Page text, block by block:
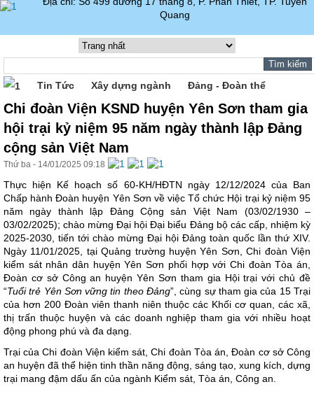
Quang
Tin Tức Xây dựng ngành Đảng - Đoàn thể
Chi đoàn Viện KSND huyện Yên Sơn tham gia
hội trại kỷ niệm 95 năm ngày thành lập Đảng
cộng sản Việt Nam
Thứ ba - 14/01/2025 09:18
Thực hiện Kế hoạch số 60-KH/HĐTN ngày 12/12/2024 của Ban
Chấp hành Đoàn huyện Yên Sơn về việc Tổ chức Hội trại kỷ niệm 95
năm ngày thành lập Đảng Cộng sản Việt Nam (03/02/1930 –
03/02/2025); chào mừng Đại hội Đại biểu Đảng bộ các cấp, nhiệm kỳ
2025-2030, tiến tới chào mừng Đại hội Đảng toàn quốc lần thứ XIV.
Ngày 11/01/2025, tại Quảng trường huyện Yên Sơn, Chi đoàn Viện
kiểm sát nhân dân huyện Yên Sơn phối hợp với Chi đoàn Tòa án,
Đoàn cơ sở Công an huyện Yên Sơn tham gia Hội trại với chủ đề
“Tuổi trẻ Yên Sơn vững tin theo Đảng”, cùng sự tham gia của 15 Trại
của hơn 200 Đoàn viên thanh niên thuộc các Khối cơ quan, các xã,
thị trấn thuộc huyện và các doanh nghiệp tham gia với nhiều hoạt
động phong phú và đa dạng.
Trại của Chi đoàn Viện kiểm sát, Chi đoàn Tòa án, Đoàn cơ sở Công
an huyện đã thể hiện tinh thần năng động, sáng tạo, xung kích, dựng
trại mang đậm dấu ấn của ngành Kiểm sát, Tòa án, Công an.